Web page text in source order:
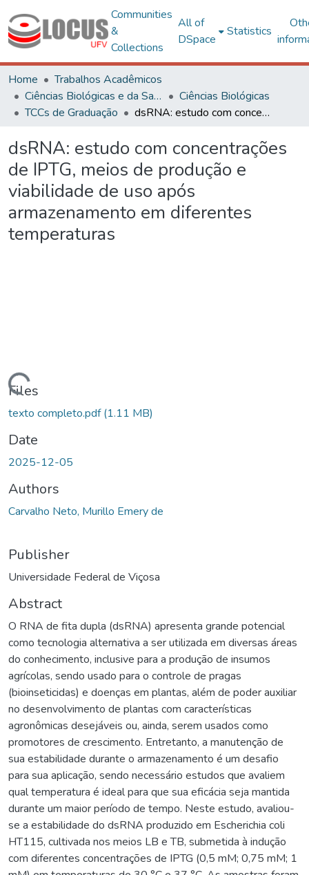
Communities
&
Collections
All of
DSpace
Statistics
Home
Trabalhos Acadêmicos
Ciências Biológicas e da Saúde
Ciências Biológicas
TCCs de Graduação
dsRNA: estudo com concentrações de IPTG, meios de produção e viabilidade de uso após armazenamento em diferentes temperaturas
dsRNA: estudo com concentrações
de IPTG, meios de produção e
viabilidade de uso após
armazenamento em diferentes
temperaturas
Files
texto completo.pdf(1.11 MB)
Date
2025-12-05
Authors
Carvalho Neto, Murillo Emery de
Publisher
Universidade Federal de Viçosa
Abstract
O RNA de fita dupla (dsRNA) apresenta grande potencial
como tecnologia alternativa a ser utilizada em diversas áreas
do conhecimento, inclusive para a produção de insumos
agrícolas, sendo usado para o controle de pragas
(bioinseticidas) e doenças em plantas, além de poder auxiliar
no desenvolvimento de plantas com características
agronômicas desejáveis ou, ainda, serem usados como
promotores de crescimento. Entretanto, a manutenção de
sua estabilidade durante o armazenamento é um desafio
para sua aplicação, sendo necessário estudos que avaliem
qual temperatura é ideal para que sua eficácia seja mantida
durante um maior período de tempo. Neste estudo, avaliou-
se a estabilidade do dsRNA produzido em Escherichia coli
HT115, cultivada nos meios LB e TB, submetida à indução
com diferentes concentrações de IPTG (0,5 mM; 0,75 mM; 1